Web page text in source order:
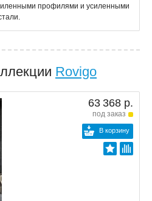
профилями и усиленными
Rovigo
63 368 р.
под заказ
В корзину